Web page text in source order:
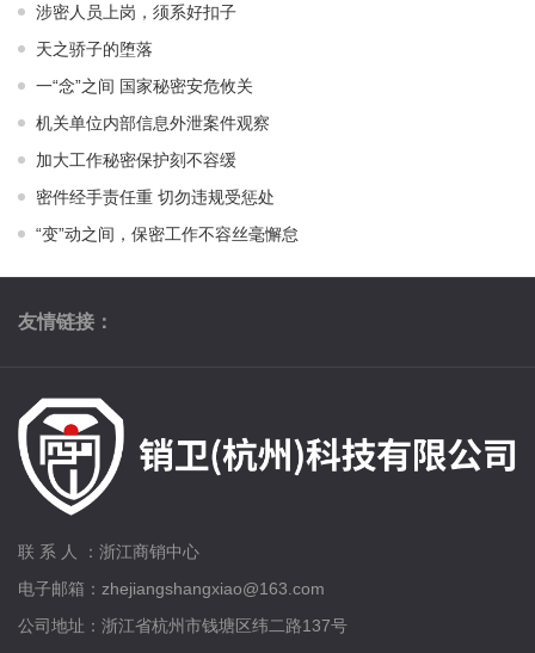
涉密人员上岗，须系好扣子
天之骄子的堕落
一“念”之间 国家秘密安危攸关
机关单位内部信息外泄案件观察
加大工作秘密保护刻不容缓
密件经手责任重 切勿违规受惩处
“变”动之间，保密工作不容丝毫懈怠
友情链接：
联 系 人 ：浙江商销中心
电子邮箱：zhejiangshangxiao@163.com
公司地址：浙江省杭州市钱塘区纬二路137号